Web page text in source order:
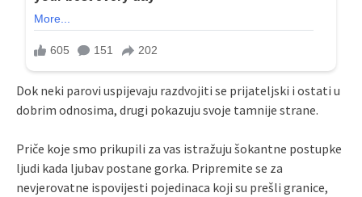
Dok neki parovi uspijevaju razdvojiti se prijateljski i ostati u
dobrim odnosima, drugi pokazuju svoje tamnije strane.
Priče koje smo prikupili za vas istražuju šokantne postupke
ljudi kada ljubav postane gorka. Pripremite se za
nevjerovatne ispovijesti pojedinaca koji su prešli granice,